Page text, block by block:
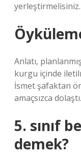
yerleştirmelisiniz.
Anlatı,
kurgu içinde
İsmet şafaktan
amaçsızca dolaştı.
5. sınıf
demek?